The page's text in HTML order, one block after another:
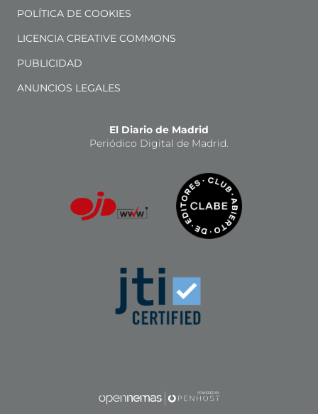
POLÍTICA DE COOKIES
LICENCIA CREATIVE COMMONS
PUBLICIDAD
ANUNCIOS LEGALES
El Diario de Madrid
Periódico Digital de Madrid.